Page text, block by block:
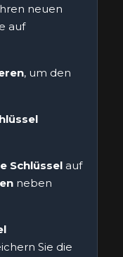
neuen
auf
, um den
Schlüssel auf
neben
Sie die